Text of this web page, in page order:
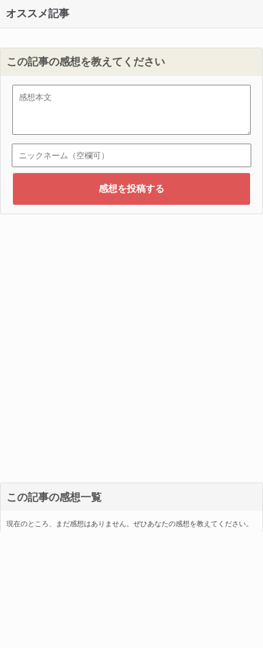
オススメ記事
この記事の感想を教えてください
この記事の感想一覧
現在のところ、まだ感想はありません。ぜひあなたの感想を教えてください。